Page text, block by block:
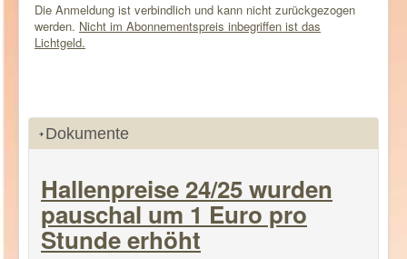
Die Anmeldung ist verbindlich und kann nicht zurückgezogen
werden. Nicht im Abonnementspreis inbegriffen ist das
Lichtgeld.
Dokumente
Hallenpreise 24/25 wurden
pauschal um 1 Euro pro
Stunde erhöht